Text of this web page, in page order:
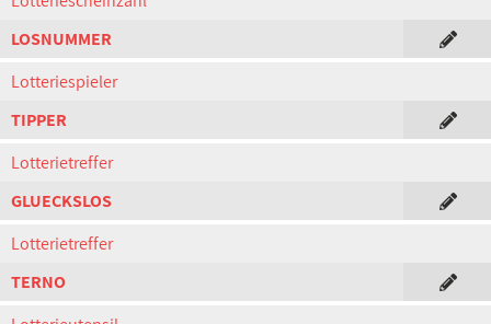
LOSNUMMER
Lotteriespieler
TIPPER
Lotterietreffer
GLUECKSLOS
Lotterietreffer
TERNO